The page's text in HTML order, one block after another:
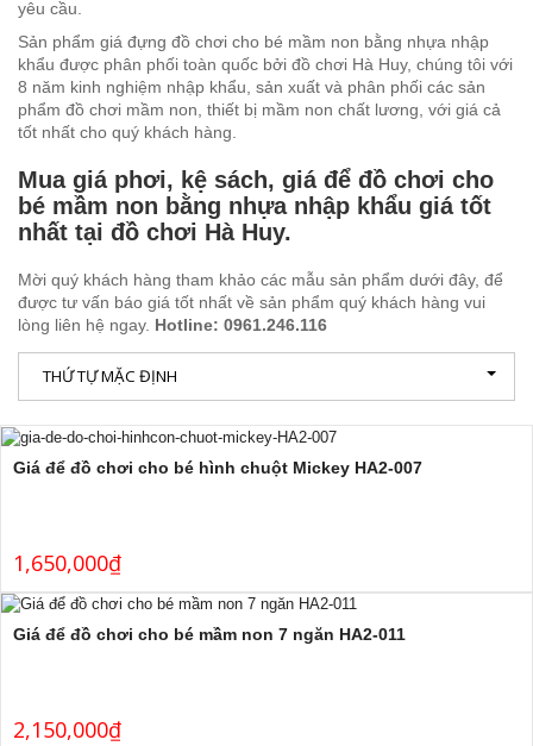
yêu cầu.
Sản phẩm giá đựng đồ chơi cho bé mầm non bằng nhựa nhập
khẩu được phân phối toàn quốc bởi đồ chơi Hà Huy, chúng tôi với
8 năm kinh nghiệm nhập khẩu, sản xuất và phân phối các sản
phẩm đồ chơi mầm non, thiết bị mầm non chất lương, với giá cả
tốt nhất cho quý khách hàng.
Mua giá phơi, kệ sách, giá để đồ chơi cho
bé mầm non bằng nhựa nhập khẩu giá tốt
nhất tại đồ chơi Hà Huy.
Mời quý khách hàng tham khảo các mẫu sản phẩm dưới đây, để
được tư vấn báo giá tốt nhất về sản phẩm quý khách hàng vui
lòng liên hệ ngay. Hotline: 0961.246.116
THỨ TỰ MẶC ĐỊNH
Giá để đồ chơi cho bé hình chuột Mickey HA2-007
1,650,000₫
Giá để đồ chơi cho bé mầm non 7 ngăn HA2-011
2,150,000₫